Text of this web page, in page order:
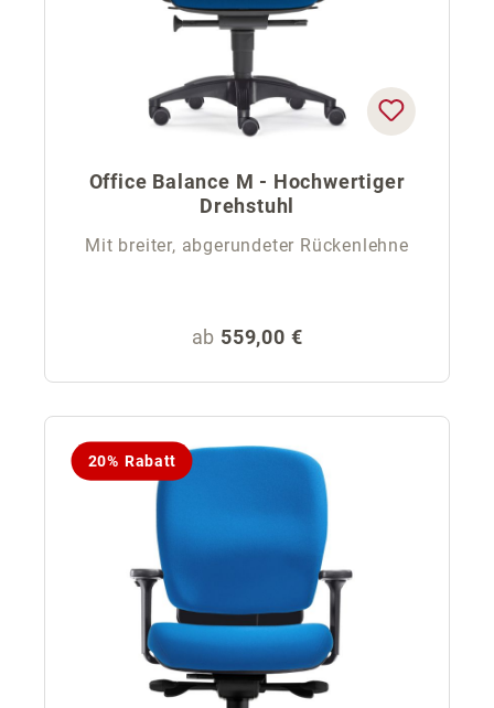
Office Balance M - Hochwertiger
Drehstuhl
Mit breiter, abgerundeter Rückenlehne
Regulärer Preis:
ab 559,00 €
20% Rabatt